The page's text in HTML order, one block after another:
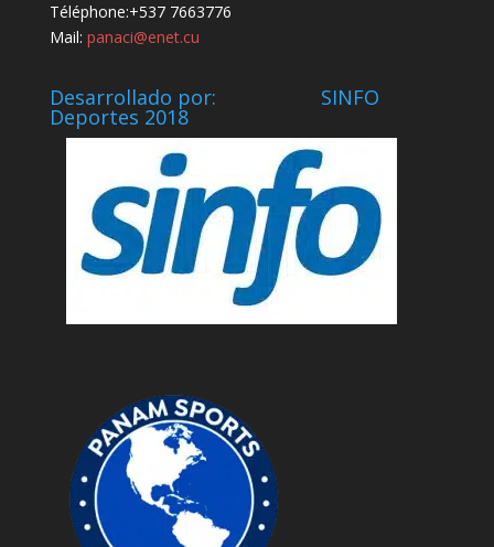
Téléphone:+537 7663776
Mail: panaci@enet.cu
Desarrollado por: SINFO
Deportes 2018